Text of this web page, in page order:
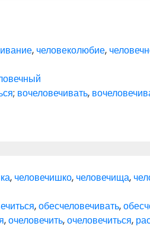
, человеколюбие,
; вочеловечивать,
, человечишко, человечища,
,обесчеловечивать,
,очеловечить,очеловечиться,